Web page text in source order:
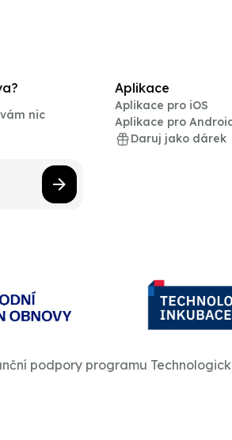
nic
Aplikace
Aplikace pro iOS
Aplikace pro
Daruj jako dárek
podpory programu